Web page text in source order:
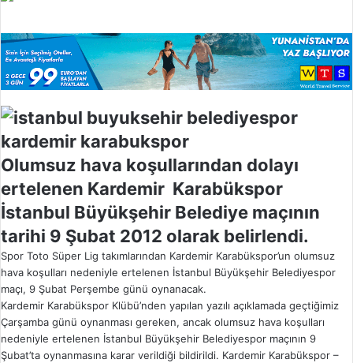
w
o
n
X
Olumsuz hava koşullarından dolayı
ertelenen Kardemir Karabükspor
İstanbul Büyükşehir Belediye maçının
tarihi 9 Şubat 2012 olarak belirlendi.
Spor Toto Süper Lig takımlarından Kardemir Karabükspor’un olumsuz
hava koşulları nedeniyle ertelenen İstanbul Büyükşehir Belediyespor
maçı, 9 Şubat Perşembe günü oynanacak.
Kardemir Karabükspor Klübü’nden yapılan yazılı açıklamada geçtiğimiz
Çarşamba günü oynanması gereken, ancak olumsuz hava koşulları
nedeniyle ertelenen İstanbul Büyükşehir Belediyespor maçının 9
Şubat’ta oynanmasına karar verildiği bildirildi. Kardemir Karabükspor –